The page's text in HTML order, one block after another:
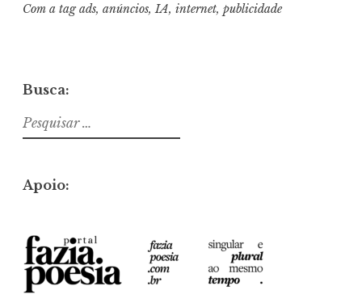
Com a tagads, anúncios,IA, internet, publicidade
Busca:
Pesquisar
por:
Apoio: